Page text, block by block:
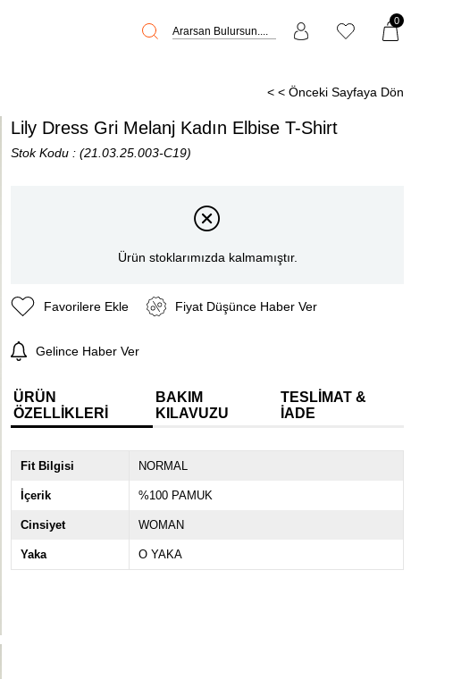
0
< < Önceki Sayfaya Dön
Lily Dress Gri Melanj Kadın Elbise T-Shirt
Stok Kodu (21.03.25.003-C19)
Ürün stoklarımızda kalmamıştır.
Favorilere Ekle Fiyat Düşünce Haber Ver
Gelince Haber Ver
ÜRÜN
ÖZELLIKLERI
BAKIM
KILAVUZU
TESLIMAT &
İADE
Fit Bilgisi NORMAL
İçerik %100 PAMUK
Cinsiyet WOMAN
Yaka O YAKA